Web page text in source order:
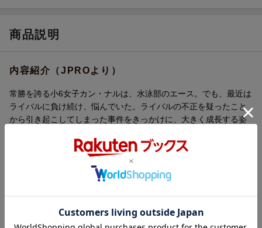
商品説明
内容紹介（JPROより）
常勝を誇る小6女子カン・ナルは、水泳部のエース。でも、最近は
ライバルに負け続け、悩んでいた。ライバルの不正を疑ったこと
から引き起こしてしまった事件をきっかけに、大きく成長する姿
第21回文学トンネ児童文学賞大賞受賞。
内容紹介（「BOOK」データベースより）
息を吸った。ピッというスタートの合図が鳴ったとたん海面上に